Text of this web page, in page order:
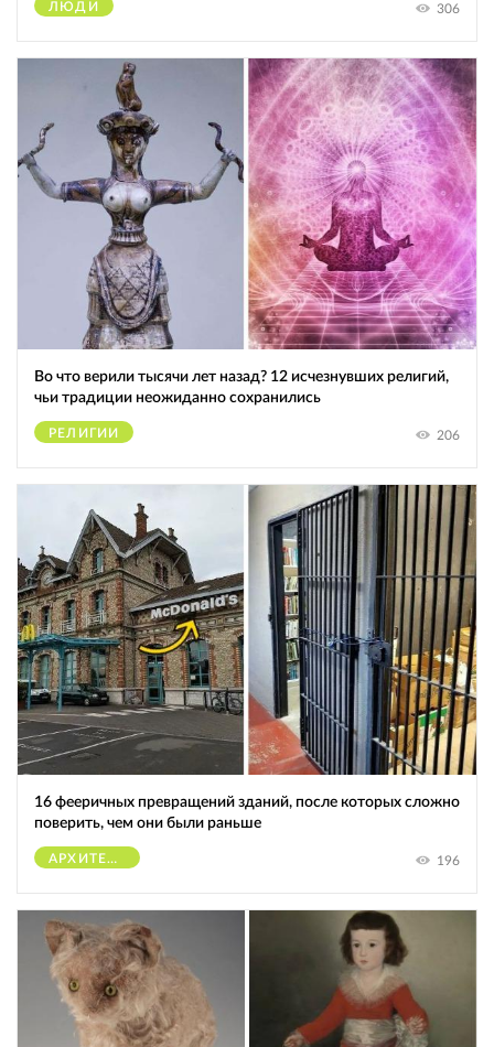
ЛЮДИ 306
Во что верили тысячи лет назад? 12 исчезнувших религий,
чьи традиции неожиданно сохранились
РЕЛИГИИ 206
16 фееричных превращений зданий, после которых сложно
поверить, чем они были раньше
АРХИТЕКТУРА 196